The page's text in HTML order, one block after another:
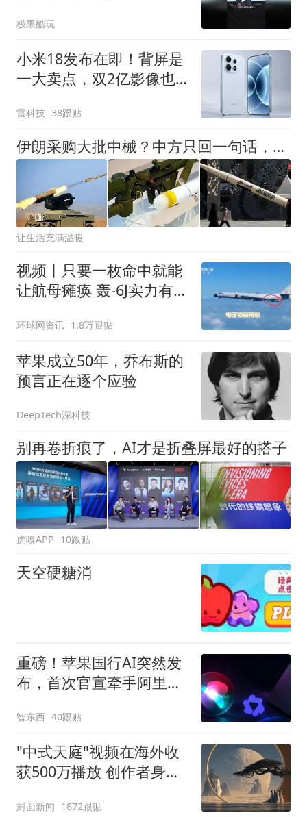
极果酷玩
小米18发布在即！背屏是
一大卖点，双2亿影像也
雷科技 38跟贴
伊朗采购大批中械？中方只回一句话，巴铁出面，美军战败想找台阶
让生活充满温暖
视频丨只要一枚命中就能
让航母瘫痪 轰-6J实力有多
环球网资讯 1.8万跟贴
苹果成立50年，乔布斯的
预言正在逐个应验
DeepTech深科技
别再卷折痕了，AI才是折叠屏最好的搭子
虎嗅APP 10跟贴
天空硬糖消
重磅！苹果国行AI突然发
布，首次官宣牵手阿里，
智东西 40跟贴
"中式天庭"视频在海外收
获500万播放 创作者身份
封面新闻 1872跟贴